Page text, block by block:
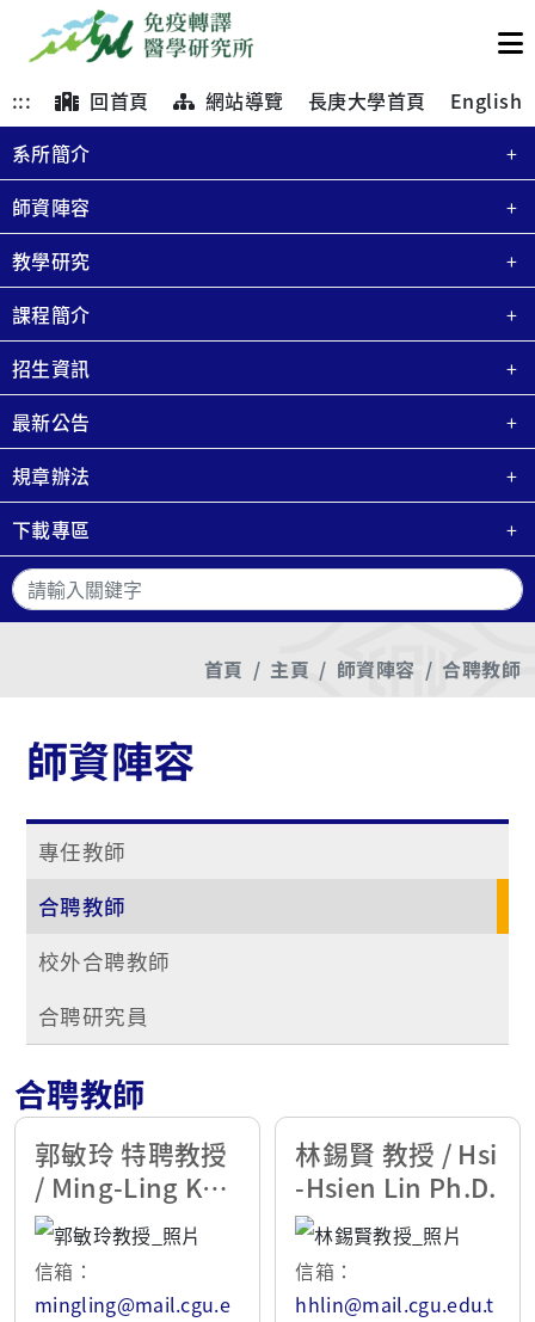
::: 回首頁 網站導覽 長庚大學首頁
English
系所簡介
師資陣容
教學研究
課程簡介
招生資訊
最新公告
規章辦法
下載專區
搜
首頁 主頁 師資陣容 合聘教師
師資陣容
專任教師
合聘教師
校外合聘教師
合聘研究員
合聘教師
郭敏玲 特聘教授
/ Ming-Ling Kuo
Ph.D.
信箱：
mingling@mail.cgu.e
林錫賢 教授 / Hsi
-Hsien Lin Ph.D.
信箱：
hhlin@mail.cgu.edu.t